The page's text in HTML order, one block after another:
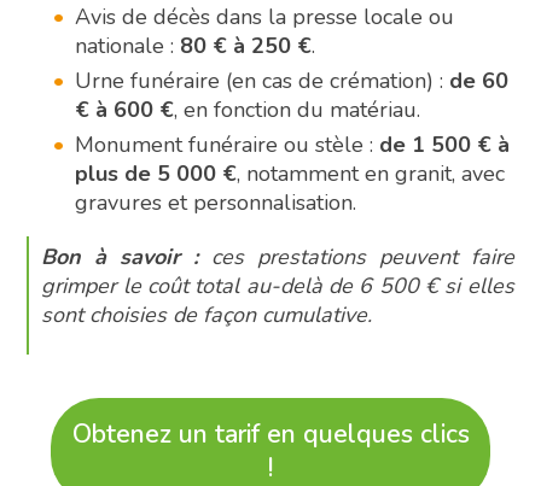
Avis de décès dans la presse locale ou
nationale : 80 € à 250 €.
Urne funéraire (en cas de crémation) : de 60
€ à 600 €, en fonction du matériau.
Monument funéraire ou stèle : de 1 500 € à
plus de 5 000 €, notamment en granit, avec
gravures et personnalisation.
Bon à savoir :ces prestations peuvent faire
grimper le coût total au-delà de 6 500 € si elles
sont choisies de façon cumulative.
Obtenez un tarif en quelques clics
!